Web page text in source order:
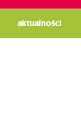
aktualności